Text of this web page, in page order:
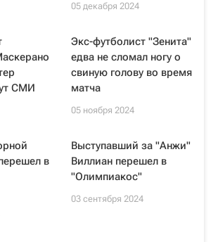
05 декабря 2024
СМИ
Экс-футболист "Зенита"
едва не сломал ногу о
свиную голову во время
матча
05 ноября 2024
в
Выступавший за "Анжи"
Виллиан перешел в
"Олимпиакос"
03 сентября 2024